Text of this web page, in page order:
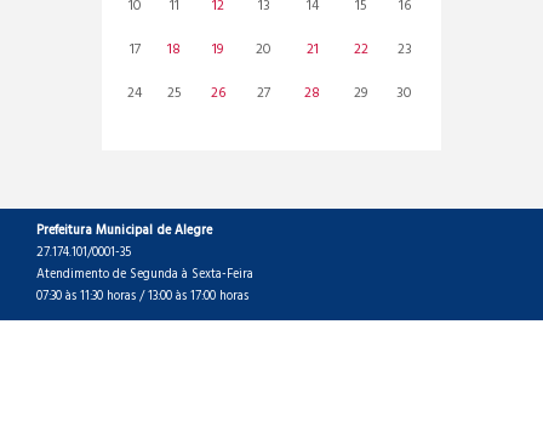
10
11 12 13 14 15
16
17
18 19 20 21 22
23
24
25 26 27 28 29 30
Prefeitura Municipal de Alegre
27.174.101/0001-35
Atendimento de Segunda à Sexta-Feira
07:30 às 11:30 horas / 13:00 às 17:00 horas